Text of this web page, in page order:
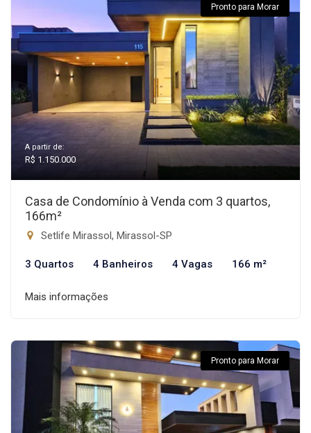
Pronto para Morar
A partir de:
R$ 1.150.000
Casa de Condomínio à Venda com 3 quartos,
166m²
Setlife Mirassol, Mirassol-SP
3 Quartos 4 Banheiros 4 Vagas 166 m²
Mais informações
Pronto para Morar